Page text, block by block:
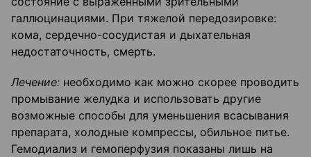
галлюцинациями. При тяжелой передозировке:
кома, сердечно-сосудистая и дыхательная
недостаточность, смерть.
Лечение: необходимо как можно скорее проводить
промывание желудка и использовать другие
возможные способы для уменьшения всасывания
препарата, холодные компрессы, обильное питье.
Гемодиализ и гемоперфузия показаны лишь на